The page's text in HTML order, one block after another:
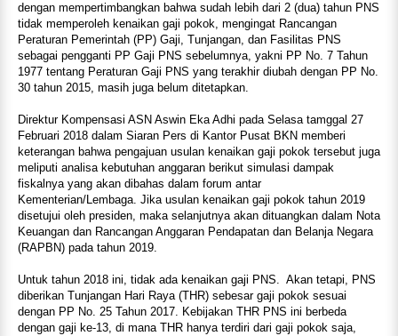
dengan mempertimbangkan bahwa sudah lebih dari 2 (dua) tahun PNS
tidak memperoleh kenaikan gaji pokok, mengingat Rancangan
Peraturan Pemerintah (PP) Gaji, Tunjangan, dan Fasilitas PNS
sebagai pengganti PP Gaji PNS sebelumnya, yakni PP No. 7 Tahun
1977 tentang Peraturan Gaji PNS yang terakhir diubah dengan PP No.
30 tahun 2015, masih juga belum ditetapkan.
Direktur Kompensasi ASN Aswin Eka Adhi pada Selasa tamggal 27
Februari 2018 dalam Siaran Pers di Kantor Pusat BKN memberi
keterangan bahwa pengajuan usulan kenaikan gaji pokok tersebut juga
meliputi analisa kebutuhan anggaran berikut simulasi dampak
fiskalnya yang akan dibahas dalam forum antar
Kementerian/Lembaga. Jika usulan kenaikan gaji pokok tahun 2019
disetujui oleh presiden, maka selanjutnya akan dituangkan dalam Nota
Keuangan dan Rancangan Anggaran Pendapatan dan Belanja Negara
(RAPBN) pada tahun 2019.
Untuk tahun 2018 ini, tidak ada kenaikan gaji PNS. Akan tetapi, PNS
diberikan Tunjangan Hari Raya (THR) sebesar gaji pokok sesuai
dengan PP No. 25 Tahun 2017. Kebijakan THR PNS ini berbeda
dengan gaji ke-13, di mana THR hanya terdiri dari gaji pokok saja,